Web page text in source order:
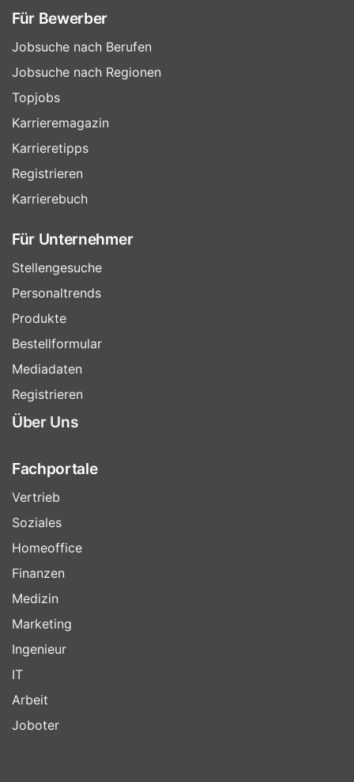
Für Bewerber
Jobsuche nach Berufen
Jobsuche nach Regionen
Topjobs
Karrieremagazin
Karrieretipps
Registrieren
Karrierebuch
Für Unternehmer
Stellengesuche
Personaltrends
Produkte
Bestellformular
Mediadaten
Registrieren
Über Uns
Fachportale
Vertrieb
Soziales
Homeoffice
Finanzen
Medizin
Marketing
Ingenieur
IT
Arbeit
Joboter